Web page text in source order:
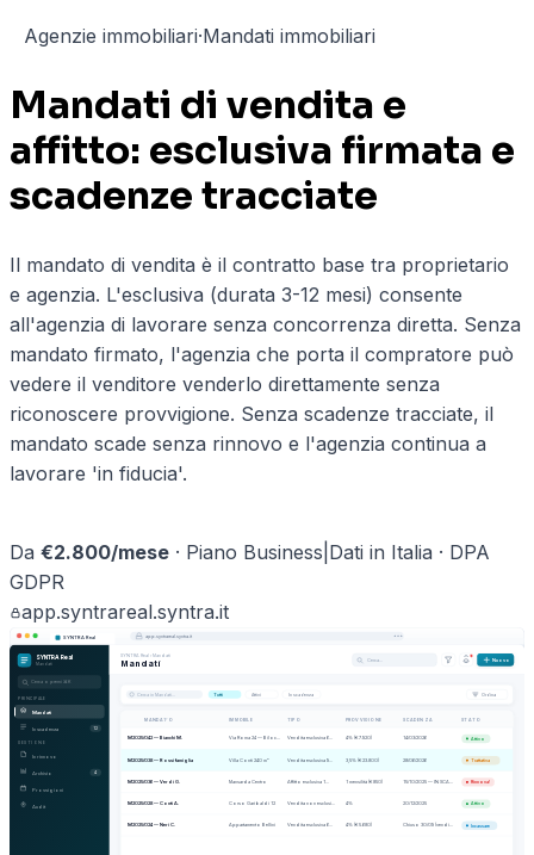
Agenzie immobiliari·Mandati immobiliari
Mandati di vendita e
affitto: esclusiva firmata e
scadenze tracciate
Il mandato di vendita è il contratto base tra proprietario
e agenzia. L'esclusiva (durata 3-12 mesi) consente
all'agenzia di lavorare senza concorrenza diretta. Senza
mandato firmato, l'agenzia che porta il compratore può
vedere il venditore venderlo direttamente senza
riconoscere provvigione. Senza scadenze tracciate, il
mandato scade senza rinnovo e l'agenzia continua a
lavorare 'in fiducia'.
Da €2.800/mese · Piano Business Dati in Italia · DPA
GDPR
app.syntrareal.syntra.it
SYNTRA Real app.syntrareal.syntra.it
SYNTRA Real
Mandati
Cerca o premi ⌘K
PRINCIPALE
Mandati
In scadenza 12
GESTIONE
In rinnovo
Archivio 4
Provvigioni
Audit
SYNTRA Real ›Mandati
Mandati Cerca… Nuovo
Cerca in Mandati Tutti Attivi In scadenza Ordina
MANDATO IMMOBILE TIPO PROVVIGIONE SCADENZA STATO
M2025/042 — Bianchi M. Via Roma 24 — Biloc… Vendita esclusiva 6… 4% (€ 7.920) 14/03/2026 Attivo
M2025/038 — Rossi famiglia Villa Conti 240 m² Vendita esclusiva 9… 3,5% (€ 23.800) 28/06/2026 Trattativa
M2025/036 — Verdi G. Mansarda Centro Affitto esclusiva 1… 1 mensilità (€ 850) 15/10/2025 — IN SCA… Rinnova!
M2025/028 — Conti A. Corso Garibaldi 12 Vendita non esclusi… 4% 20/12/2025 Attivo
M2025/024 — Neri C. Appartamento Bellini Vendita esclusiva 6… 4% (€ 5.680) Chiuso 30/09 (vendi… Incassare